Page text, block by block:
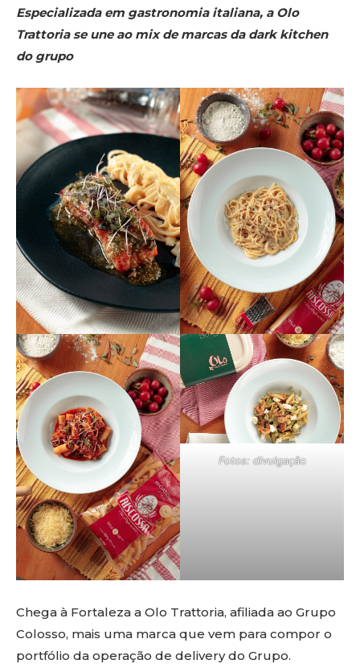
Especializada em gastronomia italiana, a Olo
Trattoria se une ao mix de marcas da dark kitchen
do grupo
Fotos: divulgação
Chega à Fortaleza a Olo Trattoria, afiliada ao Grupo
Colosso, mais uma marca que vem para compor o
portfólio da operação de delivery do Grupo.